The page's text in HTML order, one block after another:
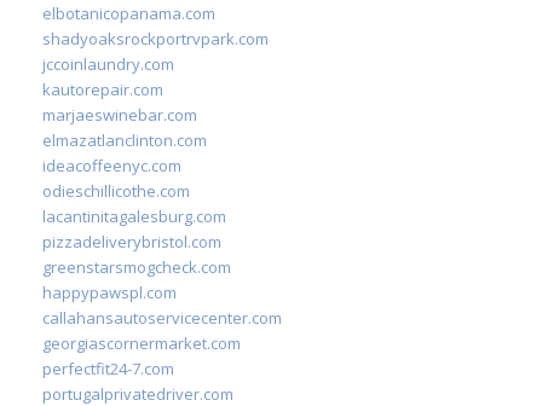
elbotanicopanama.com
shadyoaksrockportrvpark.com
jccoinlaundry.com
kautorepair.com
marjaeswinebar.com
elmazatlanclinton.com
ideacoffeenyc.com
odieschillicothe.com
lacantinitagalesburg.com
pizzadeliverybristol.com
greenstarsmogcheck.com
happypawspl.com
callahansautoservicecenter.com
georgiascornermarket.com
perfectfit24-7.com
portugalprivatedriver.com